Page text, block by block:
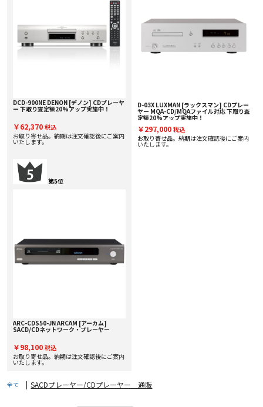
DCD-900NE DENON [デノン] CDプレーヤ
ー 下取り査定額20%アップ実施中！
￥62,370 税込
お取り寄せ品。納期は注文確認後にご案内
いたします。
D-03X LUXMAN [ラックスマン] CDプレー
ヤー MQA-CD/MQAファイル対応 下取り査
定額20%アップ実施中！
￥297,000 税込
お取り寄せ品。納期は注文確認後にご案内
いたします。
第5位
ARC-CDS50-JN ARCAM [アーカム]
SACD/CDネットワーク・プレーヤー
￥98,100 税込
お取り寄せ品。納期は注文確認後にご案内
いたします。
全て | SACDプレーヤー/CDプレーヤー 通販